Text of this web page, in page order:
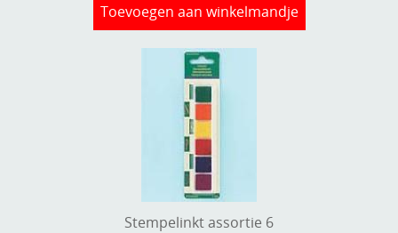
Toevoegen aan winkelmandje
Stempelinkt assortie 6